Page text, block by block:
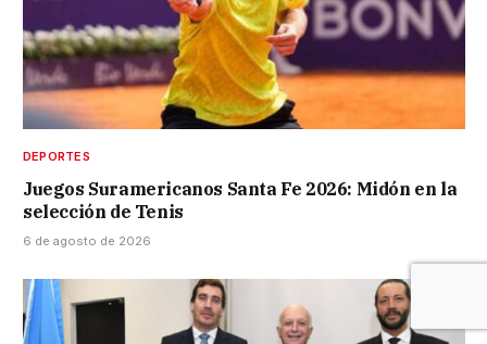
DEPORTES
Juegos Suramericanos Santa Fe 2026: Midón en la
selección de Tenis
6 de agosto de 2026